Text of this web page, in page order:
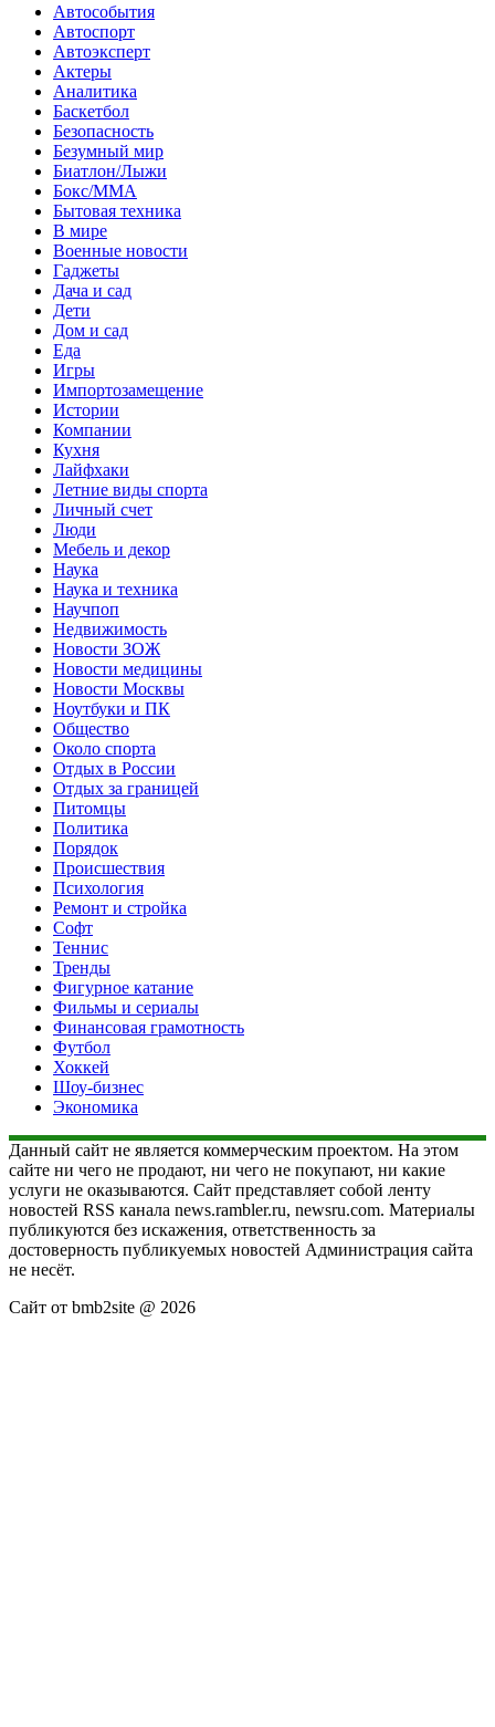
Автособытия
Автоспорт
Автоэксперт
Актеры
Аналитика
Баскетбол
Безопасность
Безумный мир
Биатлон/Лыжи
Бокс/MMA
Бытовая техника
В мире
Военные новости
Гаджеты
Дача и сад
Дети
Дом и сад
Еда
Игры
Импортозамещение
Истории
Компании
Кухня
Лайфхаки
Летние виды спорта
Личный счет
Люди
Мебель и декор
Наука
Наука и техника
Научпоп
Недвижимость
Новости ЗОЖ
Новости медицины
Новости Москвы
Ноутбуки и ПК
Общество
Около спорта
Отдых в России
Отдых за границей
Питомцы
Политика
Порядок
Происшествия
Психология
Ремонт и стройка
Софт
Теннис
Тренды
Фигурное катание
Фильмы и сериалы
Финансовая грамотность
Футбол
Хоккей
Шоу-бизнес
Экономика
Данный сайт не является коммерческим проектом. На этом
сайте ни чего не продают, ни чего не покупают, ни какие
услуги не оказываются. Сайт представляет собой ленту
новостей RSS канала news.rambler.ru, newsru.com. Материалы
публикуются без искажения, ответственность за
достоверность публикуемых новостей Администрация сайта
не несёт.
Сайт от bmb2site @ 2026